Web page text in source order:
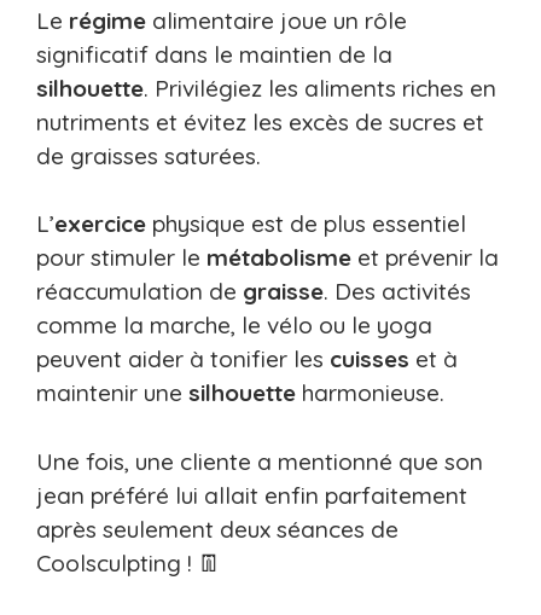
Le régime alimentaire joue un rôle
significatif dans le maintien de la
silhouette. Privilégiez les aliments riches en
nutriments et évitez les excès de sucres et
de graisses saturées.
L’exercice physique est de plus essentiel
pour stimuler le métabolisme et prévenir la
réaccumulation de graisse. Des activités
comme la marche, le vélo ou le yoga
peuvent aider à tonifier les cuisses et à
maintenir une silhouette harmonieuse.
Une fois, une cliente a mentionné que son
jean préféré lui allait enfin parfaitement
après seulement deux séances de
Coolsculpting ! 👖